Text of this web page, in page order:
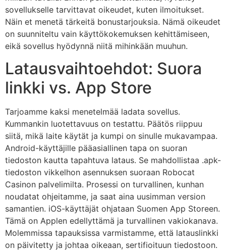
sovellukselle tarvittavat oikeudet, kuten ilmoitukset.
Näin et menetä tärkeitä bonustarjouksia. Nämä oikeudet
on suunniteltu vain käyttökokemuksen kehittämiseen,
eikä sovellus hyödynnä niitä mihinkään muuhun.
Latausvaihtoehdot: Suora
linkki vs. App Store
Tarjoamme kaksi menetelmää ladata sovellus.
Kummankin luotettavuus on testattu. Päätös riippuu
siitä, mikä laite käytät ja kumpi on sinulle mukavampaa.
Android-käyttäjille pääasiallinen tapa on suoran
tiedoston kautta tapahtuva lataus. Se mahdollistaa .apk-
tiedoston vikkelhon asennuksen suoraan Robocat
Casinon palvelimilta. Prosessi on turvallinen, kunhan
noudatat ohjeitamme, ja saat aina uusimman version
samantien. iOS-käyttäjät ohjataan Suomen App Storeen.
Tämä on Applen edellyttämä ja turvallinen vakiokanava.
Molemmissa tapauksissa varmistamme, että latauslinkki
on päivitetty ja johtaa oikeaan, sertifioituun tiedostoon.